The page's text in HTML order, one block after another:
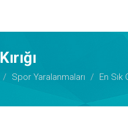
Spor Yaralanmaları En